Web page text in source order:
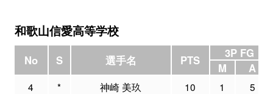
和歌山信愛高等学校
No S 選手名 PTS
3P FG
M
A
4 * 神崎 美玖 10 1
5